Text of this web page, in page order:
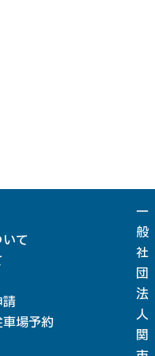
て
場予約
一
般
社
団
法
人
関